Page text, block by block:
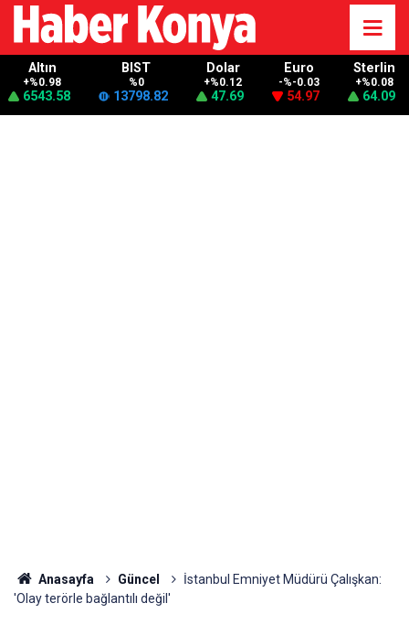
Altın
+%0.98
6543.58
BIST
%0
13798.82
Dolar
+%0.12
47.69
Euro
-%-0.03
54.97
Sterlin
+%0.08
64.09
Anasayfa Güncel
İstanbul Emniyet Müdürü Çalışkan:
'Olay terörle bağlantılı değil'